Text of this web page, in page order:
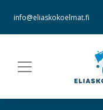
info@eliaskokoelmat.fi